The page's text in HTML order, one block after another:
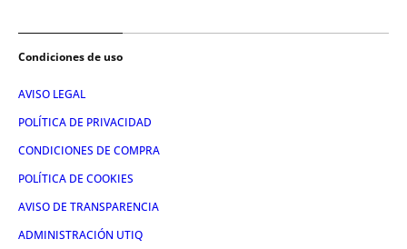
Condiciones de uso
AVISO LEGAL
POLÍTICA DE PRIVACIDAD
CONDICIONES DE COMPRA
POLÍTICA DE COOKIES
AVISO DE TRANSPARENCIA
ADMINISTRACIÓN UTIQ